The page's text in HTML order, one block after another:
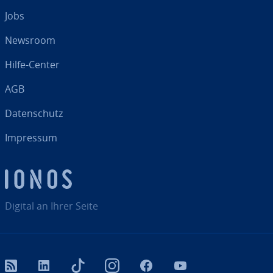
Digital an Ihrer Seite
Jobs
Newsroom
Hilfe-Center
AGB
Da­ten­schutz
Impressum
RSS LinkedIn tiktok InstagramFacebook